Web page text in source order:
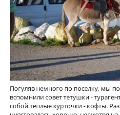
Погуляв немного по поселку, мы
вспомнили совет тетушки -
собой теплые курточки - кофты.